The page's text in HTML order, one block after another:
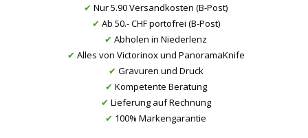
✔ Nur 5.90 Versandkosten (B-Post)
✔ Ab 50.- CHF portofrei (B-Post)
✔ Abholen in Niederlenz
✔ Alles von Victorinox und PanoramaKnife
✔ Gravuren und Druck
✔ Kompetente Beratung
✔ Lieferung auf Rechnung
✔ 100% Markengarantie